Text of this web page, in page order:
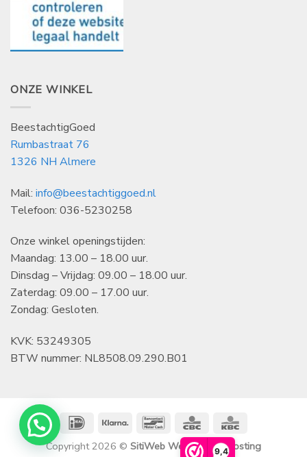
9,4
ONZE WINKEL
BeestachtigGoed
Rumbastraat 76
1326 NH Almere
Mail: info@beestachtiggoed.nl
Telefoon: 036-5230258
Onze winkel openingstijden:
Maandag: 13.00 – 18.00 uur.
Dinsdag – Vrijdag: 09.00 – 18.00 uur.
Zaterdag: 09.00 – 17.00 uur.
Zondag: Gesloten.
KVK: 53249305
BTW nummer: NL8508.09.290.B01
IDeal Klarna BancontactCBC
Copyright 2026 © SitiWeb Websites en Hosting